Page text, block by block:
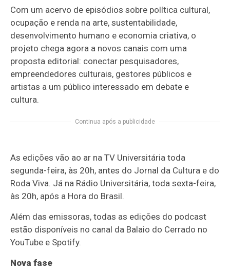
Com um acervo de episódios sobre política cultural,
ocupação e renda na arte, sustentabilidade,
desenvolvimento humano e economia criativa, o
projeto chega agora a novos canais com uma
proposta editorial: conectar pesquisadores,
empreendedores culturais, gestores públicos e
artistas a um público interessado em debate e
cultura.
Continua após a publicidade
As edições vão ao ar na TV Universitária toda
segunda-feira, às 20h, antes do Jornal da Cultura e do
Roda Viva. Já na Rádio Universitária, toda sexta-feira,
às 20h, após a Hora do Brasil.
Além das emissoras, todas as edições do podcast
estão disponíveis no canal da Balaio do Cerrado no
YouTube e Spotify.
Nova fase